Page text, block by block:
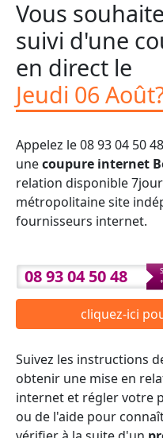
Vous
suivi d'une
en direct le
Jeudi 06
Appelez le 08 93 04 50
unecoupure internet
relation disponible
métropolitaine site
fournisseurs internet.
08 93 04 50 48
cliquez-ici
Suivez les instructions
obtenir une mise en
internet et régler votre
ou de l'aide pour